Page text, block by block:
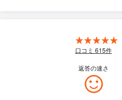
口コミ 615件
返答の速さ